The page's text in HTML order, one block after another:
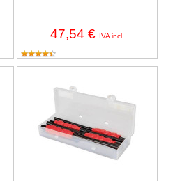
47,54 € IVA incl.